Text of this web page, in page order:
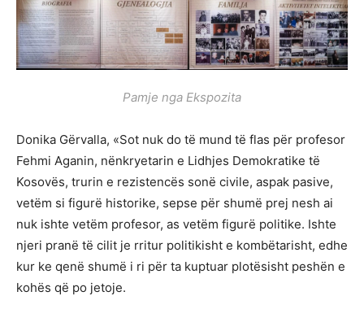
Pamje nga Ekspozita
Donika Gërvalla, «Sot nuk do të mund të flas për profesor
Fehmi Aganin, nënkryetarin e Lidhjes Demokratike të
Kosovës, trurin e rezistencës sonë civile, aspak pasive,
vetëm si figurë historike, sepse për shumë prej nesh ai
nuk ishte vetëm profesor, as vetëm figurë politike. Ishte
njeri pranë të cilit je rritur politikisht e kombëtarisht, edhe
kur ke qenë shumë i ri për ta kuptuar plotësisht peshën e
kohës që po jetoje.